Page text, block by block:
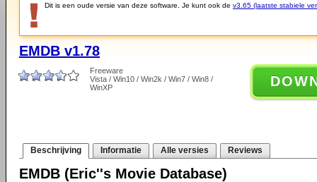
Dit is een oude versie van deze software. Je kunt ook de v3.65 (laatste stabiele
EMDB v1.78
Freeware
Vista / Win10 / Win2k / Win7 / Win8 /
WinXP
Beschrijving Informatie Alle versies Reviews
EMDB (Eric''s Movie Database)